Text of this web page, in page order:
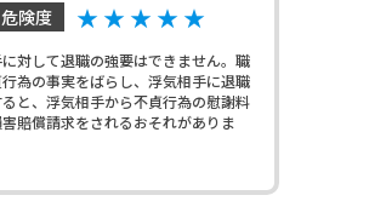
危険度 ★ ★ ★ ★ ★
対して退職の強要はできません。職
為の事実をばらし、浮気相手に退職
と、浮気相手から不貞行為の慰謝料
賠償請求をされるおそれがありま